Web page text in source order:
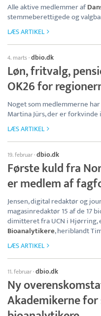
Alle aktive medlemmer af
stemmeberettigede og
LÆS ARTIKEL
4. marts·dbio.dk
Løn, fritvalg,
OK26 for
Noget som medlemmerne
Martina Jürs, der er forkvinde i
LÆS ARTIKEL
19. februar·dbio.dk
Første kuld fra
er medlem af
Jensen, digital redaktør og
magasinredaktør 15 af de 17
dimitteret fra UCN i Hjørring,
Bioanalytikere, heriblandt
LÆS ARTIKEL
11. februar·dbio.dk
Ny
Akademikerne